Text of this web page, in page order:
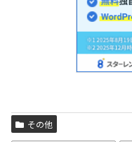
その他